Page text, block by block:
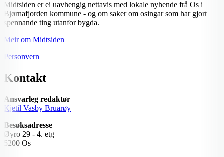
Midtsiden er ei uavhengig nettavis med lokale nyhende frå Os i
Bjørnafjorden kommune - og om saker om osingar som har gjort
spennande ting utanfor bygda.
Meir om Midtsiden
Personvern
Kontakt
Ansvarleg redaktør
Kjetil Vasby Bruarøy
Besøksadresse
Øyro 29 - 4. etg
5200 Os